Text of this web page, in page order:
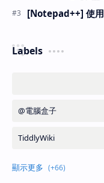
[Notepad++] 使用
Labels